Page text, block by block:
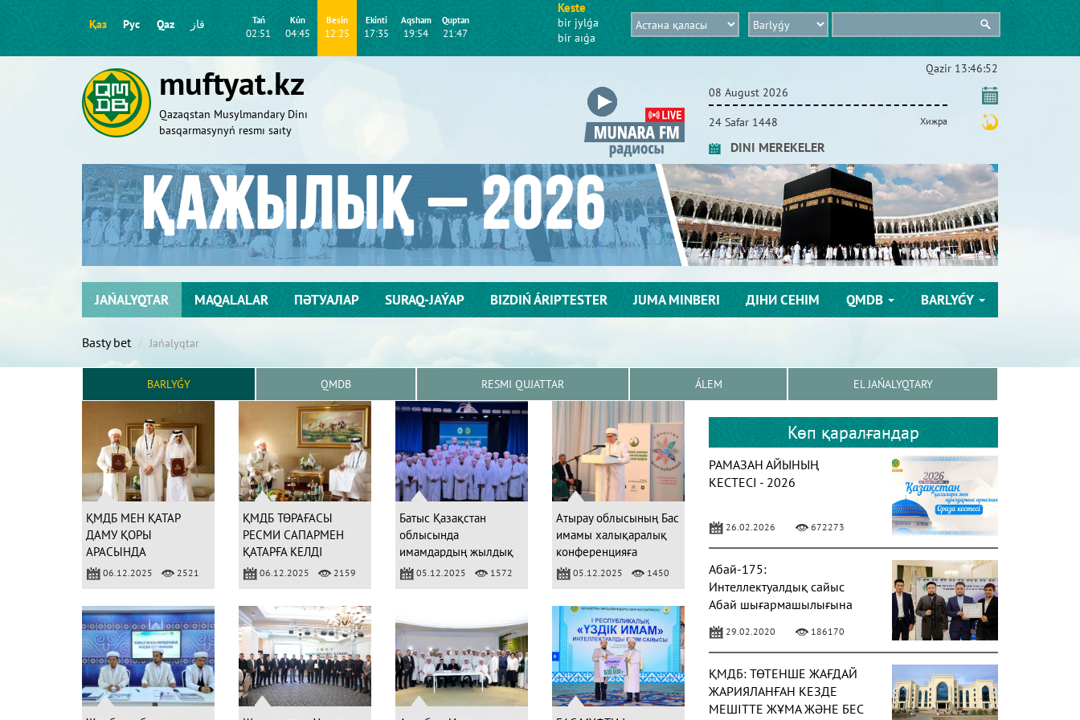
Қаз Рус Qaz قاز Tań
02:51
Kún
04:45
Besіn
12:25
Ekіntі
17:35
Aqsham
19:54
Quptan
21:47
Keste
bіr jylǵa
bіr aıǵa
muftyat.kz
Qazaqstan Musylmandary Dіnı
basqarmasynyń resmı saıty
Qazіr 13:46:52
08 August 2026
24 Safar 1448 Хижра
DINI MEREKELER
JAŃALYQTAR MAQALALAR ПӘТУАЛАР SURAQ-JAÝAP BІZDІŃ ÁRІPTESTER JUMA MІNBERІ ДІНИ СЕНІМ QMDB BARLYǴY
Basty bet Jańalyqtar
BARLYǴY QMDB RESMI QUJATTAR ÁLEM EL JAŃALYQTARY
ҚМДБ МЕН ҚАТАР
ДАМУ ҚОРЫ
АРАСЫНДА
ЫНТЫМАҚТАСТЫҚ
КЕЛІСІМ-ШАРТЫНА
06.12.2025 2521
ҚМДБ ТӨРАҒАСЫ
РЕСМИ САПАРМЕН
ҚАТАРҒА КЕЛДІ
06.12.2025 2159
Батыс Қазақстан
облысында
имамдардың жылдық
жиыны өтті
05.12.2025 1572
Атырау облысының Бас
имамы халықаралық
конференцияға
қатысты
05.12.2025 1450
Көп қаралғандар
РАМАЗАН АЙЫНЫҢ
КЕСТЕСІ - 2026
26.02.2026 672273
Абай-175:
Интеллектуалдық сайыс
Абай шығармашылығына
29.02.2020 186170
ҚМДБ: ТӨТЕНШЕ ЖАҒДАЙ
ЖАРИЯЛАНҒАН КЕЗДЕ
МЕШІТТЕ ЖҰМА ЖӘНЕ БЕС